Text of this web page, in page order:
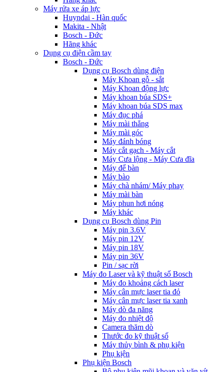
Máy rửa xe áp lực
Huyndai - Hàn quốc
Makita - Nhật
Bosch - Đức
Hãng khác
Dụng cụ điện cầm tay
Bosch - Đức
Dụng cụ Bosch dùng điện
Máy Khoan gỗ - sắt
Máy Khoan động lực
Máy khoan búa SDS+
Máy khoan búa SDS max
Máy đục phá
Máy mài thẳng
Máy mài góc
Máy đánh bóng
Máy cắt gạch - Máy cắt
Máy Cưa lộng - Máy Cưa đĩa
Máy để bàn
Máy bào
Máy chà nhám/ Máy phay
Máy mài bàn
Máy phun hơi nóng
Máy khác
Dụng cụ Bosch dùng Pin
Máy pin 3.6V
Máy pin 12V
Máy pin 18V
Máy pin 36V
Pin / sạc rời
Máy đo Laser và kỹ thuật số Bosch
Máy đo khoảng cách laser
Máy cân mực laser tia đỏ
Máy cân mực laser tia xanh
Máy dò đa năng
Máy đo nhiệt độ
Camera thăm dò
Thước đo kỹ thuật số
Máy thủy bình & phụ kiện
Phụ kịện
Phụ kiện Bosch